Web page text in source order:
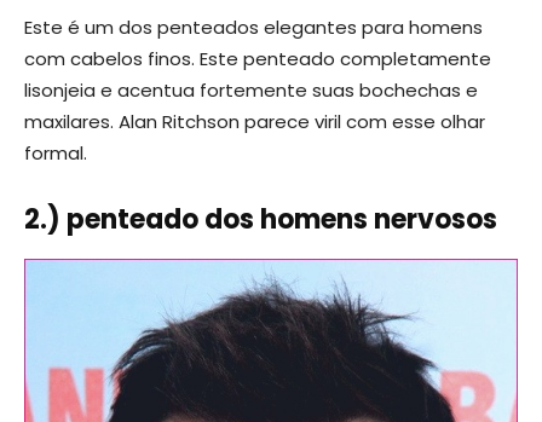
Este é um dos penteados elegantes para homens
com cabelos finos. Este penteado completamente
lisonjeia e acentua fortemente suas bochechas e
maxilares. Alan Ritchson parece viril com esse olhar
formal.
2.) penteado dos homens nervosos